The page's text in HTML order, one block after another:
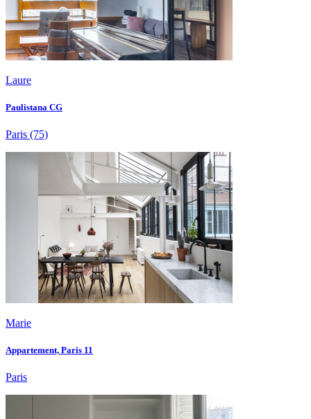
Laure
Paulistana CG
Paris (75)
Marie
Appartement, Paris 11
Paris